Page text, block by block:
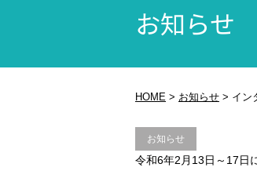
お知らせ
HOME > お知らせ > イン
お知らせ
令和6年2月13日～17日